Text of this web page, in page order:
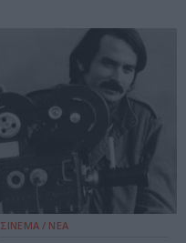
ΣΙΝΕΜΑ / ΝΕΑ